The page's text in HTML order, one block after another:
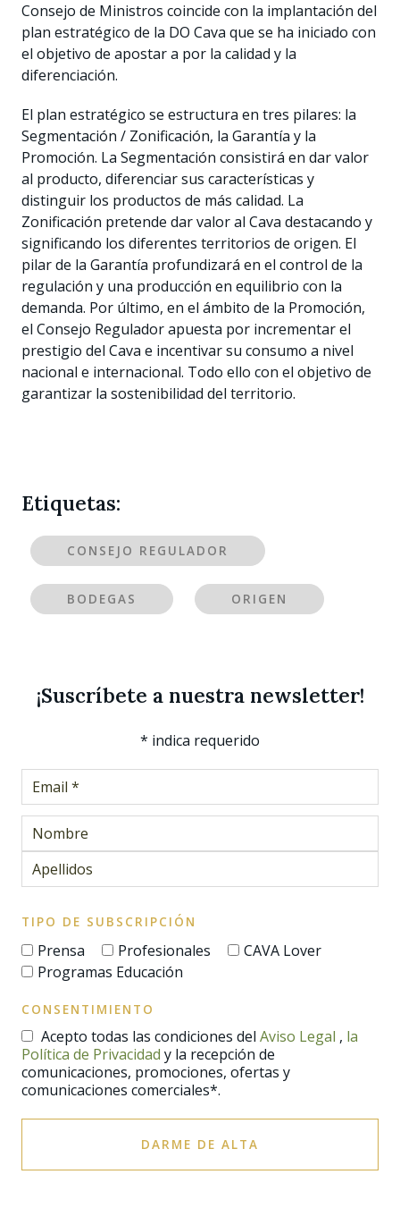
Consejo de Ministros coincide con la implantación del
plan estratégico de la DO Cava que se ha iniciado con
el objetivo de apostar a por la calidad y la
diferenciación.
El plan estratégico se estructura en tres pilares: la
Segmentación / Zonificación, la Garantía y la
Promoción. La Segmentación consistirá en dar valor
al producto, diferenciar sus características y
distinguir los productos de más calidad. La
Zonificación pretende dar valor al Cava destacando y
significando los diferentes territorios de origen. El
pilar de la Garantía profundizará en el control de la
regulación y una producción en equilibrio con la
demanda. Por último, en el ámbito de la Promoción,
el Consejo Regulador apuesta por incrementar el
prestigio del Cava e incentivar su consumo a nivel
nacional e internacional. Todo ello con el objetivo de
garantizar la sostenibilidad del territorio.
Etiquetas:
CONSEJO REGULADOR
BODEGAS ORIGEN
¡Suscríbete a nuestra newsletter!
* indica requerido
TIPO DE SUBSCRIPCIÓN
Prensa Profesionales
CAVA Lover
Programas Educación
CONSENTIMIENTO
Acepto todas las condiciones del Aviso Legal , la
Política de Privacidad y la recepción de
comunicaciones, promociones, ofertas y
comunicaciones comerciales*.
DARME DE ALTA